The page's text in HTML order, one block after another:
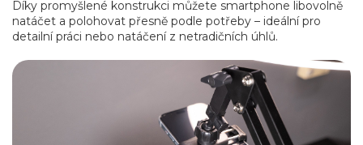
Díky promyšlené konstrukci můžete smartphone libovolně
natáčet a polohovat přesně podle potřeby – ideální pro
detailní práci nebo natáčení z netradičních úhlů.